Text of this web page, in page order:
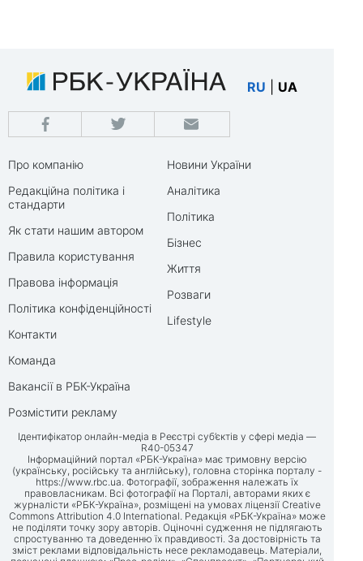
RU UA
Про компанію
Редакційна політика і
стандарти
Як стати нашим автором
Правила користування
Правова інформація
Політика конфіденційності
Контакти
Команда
Вакансії в РБК-Україна
Розмістити рекламу
Новини України
Аналітика
Політика
Бізнес
Життя
Розваги
Lifestyle
Ідентифікатор онлайн-медіа в Реєстрі суб’єктів у сфері медіа —
R40-05347
Інформаційний портал «РБК-Україна» має тримовну версію
(українську, російську та англійську), головна сторінка порталу -
https://www.rbc.ua. Фотографії, зображення належать їх
правовласникам. Всі фотографії на Порталі, авторами яких є
журналісти «РБК-Україна», розміщені на умовах ліцензії Creative
Commons Attribution 4.0 International. Редакція «РБК-Україна» може
не поділяти точку зору авторів. Оціночні судження не підлягають
спростуванню та доведенню їх правдивості. За достовірність та
зміст реклами відповідальність несе рекламодавець. Матеріали,